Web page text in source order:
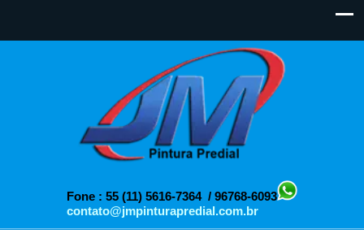
Fone : 55 (11) 5616-7364 / 96768-6093
contato@jmpinturapredial.com.br